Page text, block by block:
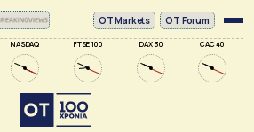
NASDAQ FTSE 100 DAX 30 CAC 40
ΟΤ Markets OT Forum